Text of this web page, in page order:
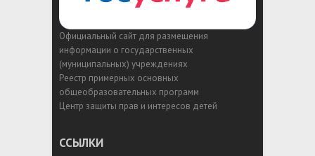
Официальный сайт для размещения
информации о государственных
(муниципальных) учреждениях
Реестр примерных основных
общеобразовательных программ
Центр защиты прав и интересов детей
ССЫЛКИ